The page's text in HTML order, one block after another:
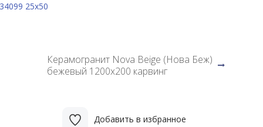
25х50
Керамогранит Nova Beige (Нова Беж)
бежевый 1200х200 карвинг
Добавить в избранное